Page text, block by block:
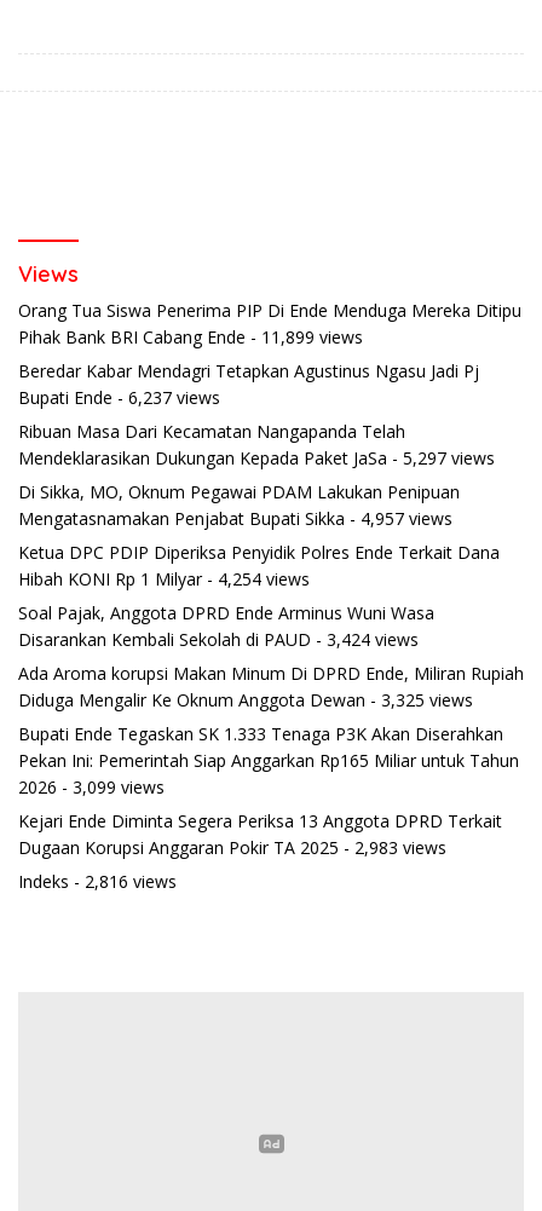
Views
Orang Tua Siswa Penerima PIP Di Ende Menduga Mereka Ditipu
Pihak Bank BRI Cabang Ende - 11,899 views
Beredar Kabar Mendagri Tetapkan Agustinus Ngasu Jadi Pj
Bupati Ende - 6,237 views
Ribuan Masa Dari Kecamatan Nangapanda Telah
Mendeklarasikan Dukungan Kepada Paket JaSa - 5,297 views
Di Sikka, MO, Oknum Pegawai PDAM Lakukan Penipuan
Mengatasnamakan Penjabat Bupati Sikka - 4,957 views
Ketua DPC PDIP Diperiksa Penyidik Polres Ende Terkait Dana
Hibah KONI Rp 1 Milyar- 4,254 views
Soal Pajak, Anggota DPRD Ende Arminus Wuni Wasa
Disarankan Kembali Sekolah di PAUD - 3,424 views
Ada Aroma korupsi Makan Minum Di DPRD Ende, Miliran Rupiah
Diduga Mengalir Ke Oknum Anggota Dewan - 3,325 views
Bupati Ende Tegaskan SK 1.333 Tenaga P3K Akan Diserahkan
Pekan Ini: Pemerintah Siap Anggarkan Rp165 Miliar untuk Tahun
2026 - 3,099 views
Kejari Ende Diminta Segera Periksa 13 Anggota DPRD Terkait
Dugaan Korupsi Anggaran Pokir TA 2025 - 2,983 views
Indeks - 2,816 views